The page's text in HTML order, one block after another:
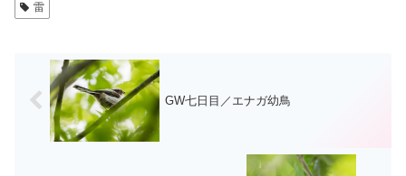
雷
GW七日目／エナガ幼鳥